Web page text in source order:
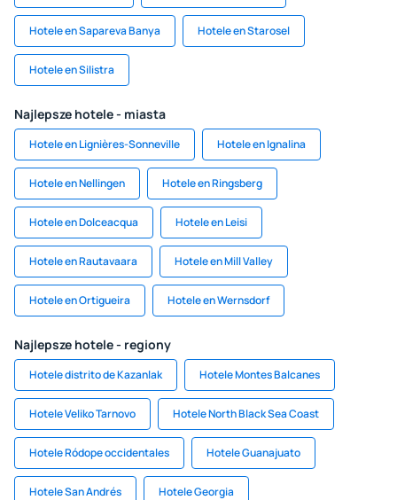
Hotele en Sapareva Banya Hotele en Starosel
Hotele en Silistra
Najlepsze hotele - miasta
Hotele en Lignières-Sonneville Hotele en Ignalina
Hotele en Nellingen Hotele en Ringsberg
Hotele en Dolceacqua Hotele en Leisi
Hotele en Rautavaara Hotele en Mill Valley
Hotele en Ortigueira Hotele en Wernsdorf
Najlepsze hotele - regiony
Hotele distrito de Kazanlak Hotele Montes Balcanes
Hotele Veliko Tarnovo Hotele North Black Sea Coast
Hotele Ródope occidentales Hotele Guanajuato
Hotele San Andrés Hotele Georgia